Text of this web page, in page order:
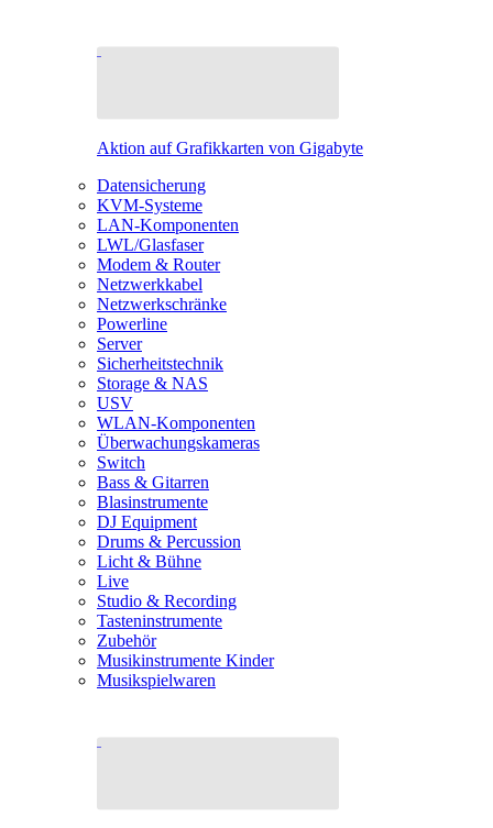
Aktion auf Grafikkarten von Gigabyte
Datensicherung
KVM-Systeme
LAN-Komponenten
LWL/Glasfaser
Modem & Router
Netzwerkkabel
Netzwerkschränke
Powerline
Server
Sicherheitstechnik
Storage & NAS
USV
WLAN-Komponenten
Überwachungskameras
Switch
Bass & Gitarren
Blasinstrumente
DJ Equipment
Drums & Percussion
Licht & Bühne
Live
Studio & Recording
Tasteninstrumente
Zubehör
Musikinstrumente Kinder
Musikspielwaren